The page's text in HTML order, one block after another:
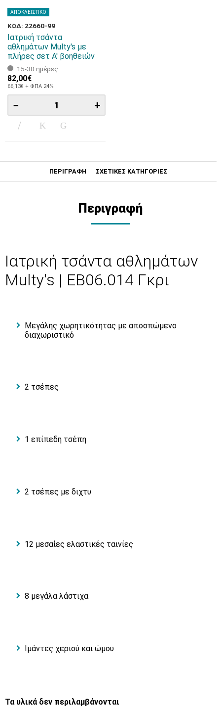
ΑΠΟΚΛΕΙΣΤΙΚΟ
ΚΩΔ: 22660-99
Ιατρική τσάντα
αθλημάτων Multy's με
πλήρες σετ Α' βοηθειών
15-30 ημέρες
82,00€
66,13€ + ΦΠΑ 24%
− +
ΠΕΡΙΓΡΑΦΗ ΣΧΕΤΙΚΕΣ ΚΑΤΗΓΟΡΙΕΣ
Περιγραφή
Ιατρική τσάντα αθλημάτων
Multy's | EB06.014 Γκρι
Μεγάλης χωρητικότητας με αποσπώμενο
διαχωριστικό
2 τσέπες
1 επίπεδη τσέπη
2 τσέπες με διχτυ
12 μεσαίες ελαστικές ταινίες
8 μεγάλα λάστιχα
Ιμάντες χεριού και ώμου
Τα υλικά δεν περιλαμβάνονται